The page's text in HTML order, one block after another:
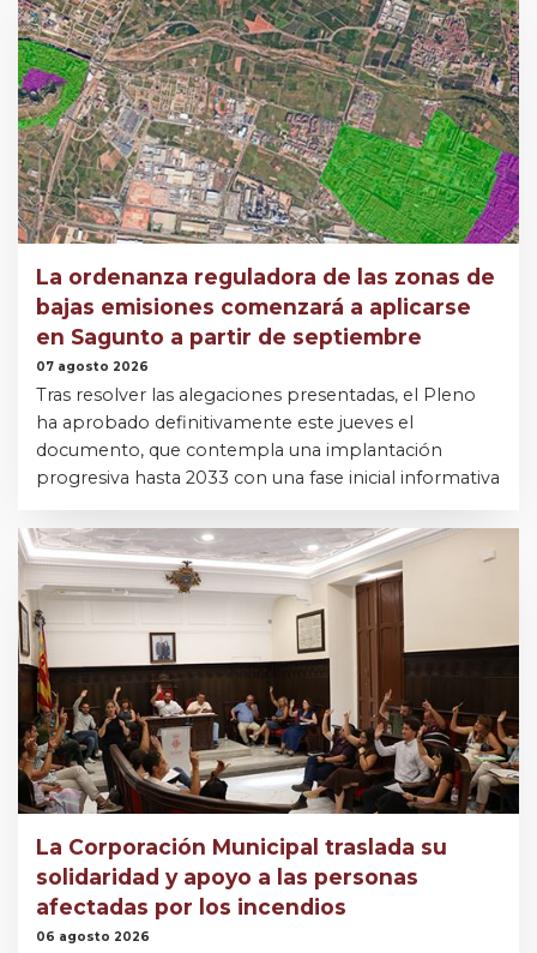
La ordenanza reguladora de las zonas de
bajas emisiones comenzará a aplicarse
en Sagunto a partir de septiembre
07 agosto 2026
Tras resolver las alegaciones presentadas, el Pleno
ha aprobado definitivamente este jueves el
documento, que contempla una implantación
progresiva hasta 2033 con una fase inicial informativa
La Corporación Municipal traslada su
solidaridad y apoyo a las personas
afectadas por los incendios
06 agosto 2026